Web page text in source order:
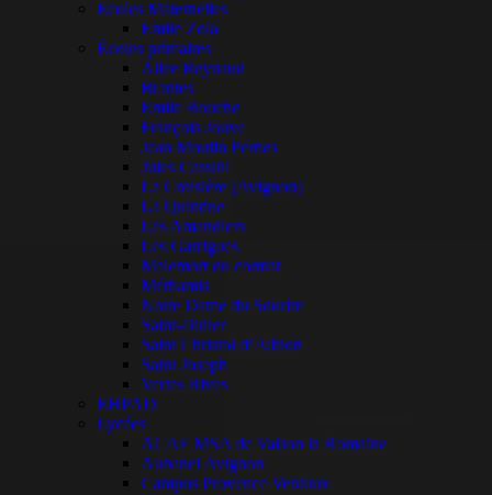
Ecoles Maternelles
Emile Zola
Écoles primaires
Alice Reynaud
Brantes
Emile Bouche
François Jouve
Jean Moulin Pernes
Jules Cassini
La Croisière (Avignon)
La Quintine
Les Amandiers
Les Garrigues
Malemort du comtat
Méthamis
Notre Dame du Sourire
Saint-Didier
Saint Christol d’Albion
Saint Joseph
Vertes Rives
EHPAD
Lycées
ACAF MSA de Vaison la Romaine
Aubanel Avignon
Campus Provence Ventoux